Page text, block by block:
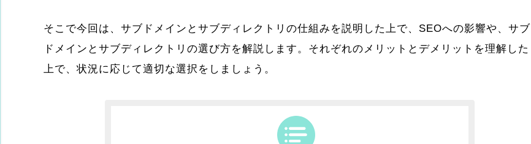
そこで今回は、サブドメインとサブディレクトリの仕組みを説明した上で、SEOへの影響や、サブ
ドメインとサブディレクトリの選び方を解説します。それぞれのメリットとデメリットを理解した
上で、状況に応じて適切な選択をしましょう。